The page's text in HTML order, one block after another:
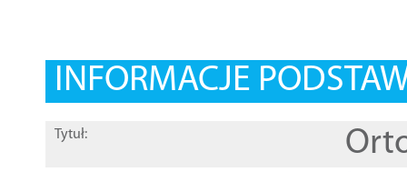
INFORMACJE
Tytuł: